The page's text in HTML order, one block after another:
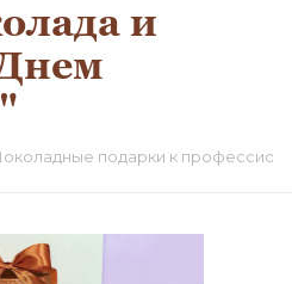
и
подарки к